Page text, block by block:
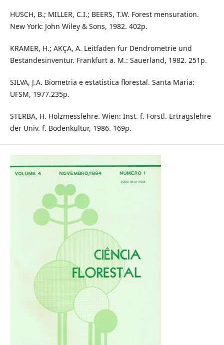
HUSCH, B.; MILLER, C.I.; BEERS, T.W. Forest mensuration.
New York: John Wiley & Sons, 1982. 402p.
KRAMER, H.; AKÇA, A. Leitfaden fur Dendrometrie und
Bestandesinventur. Frankfurt a. M.: Sauerland, 1982. 251p.
SILVA, J.A. Biometria e estatística florestal. Santa Maria:
UFSM, 1977.235p.
STERBA, H. Holzmesslehre. Wien: Inst. f. Forstl. Ertragslehre
der Univ. f. Bodenkultur, 1986. 169p.